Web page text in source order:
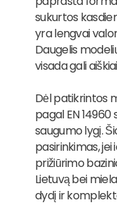
sukurtos
yra lengvai
Daugelis
visada gali
Dėl patikrintos
pagal EN
saugumo lygį.
pasirinkimas,
prižiūrimo
Lietuvą bei
dydį ir